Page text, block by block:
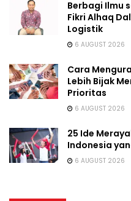
Berbagi Ilmu
Fikri Alhaq
Logistik
6 AUGUST 2026
Cara
Lebih Bijak
Prioritas
6 AUGUST 2026
25 Ide
Indonesia
6 AUGUST 2026